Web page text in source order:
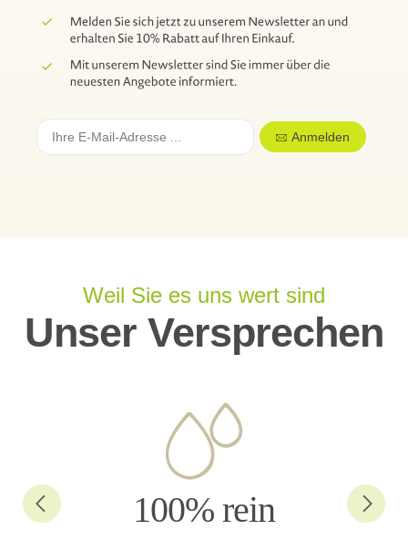
Anmelden
Weil Sie es uns wert sind
Unser Versprechen
100% rein